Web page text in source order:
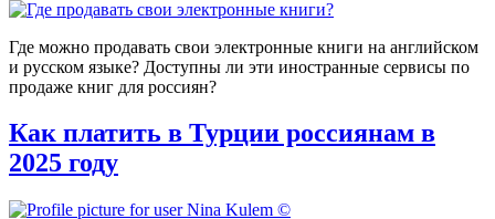
Где можно продавать свои электронные книги на английском
и русском языке? Доступны ли эти иностранные сервисы по
продаже книг для россиян?
Как платить в Турции россиянам в
2025 году